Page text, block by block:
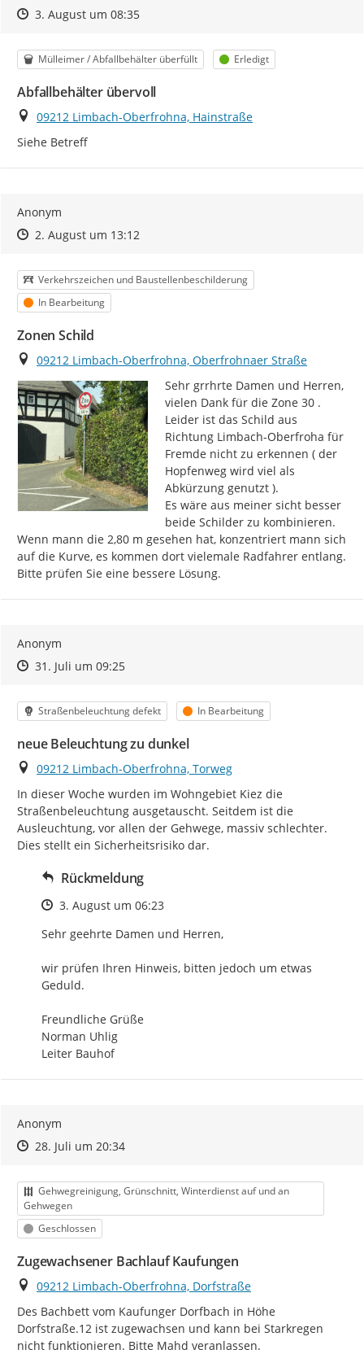
Zeitpunkt des Erstellens
Zeitpunkt des Erstellens
3. August um 08:35Zur Äußerung
Kategorie
Mülleimer / Abfallbehälter überfüllt Status
Erledigt
Abfallbehälter übervoll
Ort
09212 Limbach-Oberfrohna, Hainstraße
Siehe Betreff
Anonym
Zeitpunkt des Erstellens
Zeitpunkt des Erstellens
2. August um 13:12Zur Äußerung
Kategorie
Verkehrszeichen und Baustellenbeschilderung
Status
In Bearbeitung
Zonen Schild
Ort
09212 Limbach-Oberfrohna, Oberfrohnaer Straße
Sehr grrhrte Damen und Herren,
vielen Dank für die Zone 30 .
Leider ist das Schild aus
Richtung Limbach-Oberfroha für
Fremde nicht zu erkennen ( der
Hopfenweg wird viel als
Abkürzung genutzt ).
Es wäre aus meiner sicht besser
beide Schilder zu kombinieren.
Wenn mann die 2,80 m gesehen hat, konzentriert mann sich
auf die Kurve, es kommen dort vielemale Radfahrer entlang.
Bitte prüfen Sie eine bessere Lösung.
Anonym
Zeitpunkt des Erstellens
Zeitpunkt des Erstellens
31. Juli um 09:25Zur Äußerung
Kategorie
Straßenbeleuchtung defekt Status
In Bearbeitung
neue Beleuchtung zu dunkel
Ort
09212 Limbach-Oberfrohna, Torweg
In dieser Woche wurden im Wohngebiet Kiez die
Straßenbeleuchtung ausgetauscht. Seitdem ist die
Ausleuchtung, vor allen der Gehwege, massiv schlechter.
Dies stellt ein Sicherheitsrisiko dar.
Rückmeldung
Zeitpunkt des Erstellens
3. August um 06:23
Sehr geehrte Damen und Herren,
wir prüfen Ihren Hinweis, bitten jedoch um etwas
Geduld.
Freundliche Grüße
Norman Uhlig
Leiter Bauhof
Anonym
Zeitpunkt des Erstellens
Zeitpunkt des Erstellens
28. Juli um 20:34Zur Äußerung
Kategorie
Gehwegreinigung, Grünschnitt, Winterdienst auf und an
Gehwegen
Status
Geschlossen
Zugewachsener Bachlauf Kaufungen
Ort
09212 Limbach-Oberfrohna, Dorfstraße
Des Bachbett vom Kaufunger Dorfbach in Höhe
Dorfstraße.12 ist zugewachsen und kann bei Starkregen
nicht funktionieren. Bitte Mahd veranlassen.